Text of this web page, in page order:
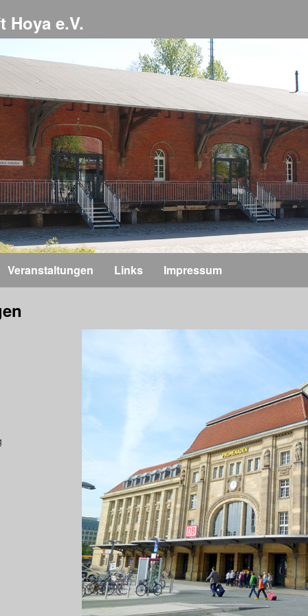
Hoya e.V.
Veranstaltungen Links Impressum